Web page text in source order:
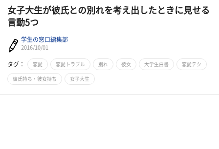
女子大生が彼氏との別れを考え出したときに見せる
言動5つ
学生の窓口編集部
2016/10/01
タグ： 恋愛 恋愛トラブル 別れ 彼女 大学生白書 恋愛テク
彼氏持ち・彼女持ち 女子大生